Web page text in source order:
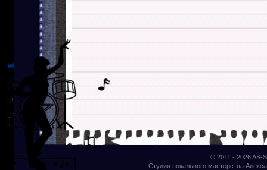
© 2011 - 2026AS-
Студия вокального мастерства